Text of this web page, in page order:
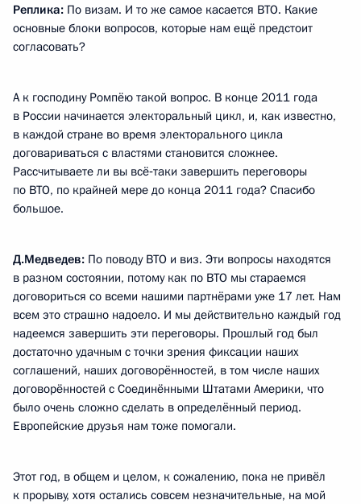
Реплика: По визам. И то же самое касается ВТО. Какие
основные блоки вопросов, которые нам ещё предстоит
согласовать?
А к господину Ромпёю такой вопрос. В конце 2011 года
в России начинается электоральный цикл, и, как известно,
в каждой стране во время электорального цикла
договариваться с властями становится сложнее.
Рассчитываете ли вы всё‑таки завершить переговоры
по ВТО, по крайней мере до конца 2011 года? Спасибо
большое.
Д.Медведев: По поводу ВТО и виз. Эти вопросы находятся
в разном состоянии, потому как по ВТО мы стараемся
договориться со всеми нашими партнёрами уже 17 лет. Нам
всем это страшно надоело. И мы действительно каждый год
надеемся завершить эти переговоры. Прошлый год был
достаточно удачным с точки зрения фиксации наших
соглашений, наших договорённостей, в том числе наших
договорённостей с Соединёнными Штатами Америки, что
было очень сложно сделать в определённый период.
Европейские друзья нам тоже помогали.
Этот год, в общем и целом, к сожалению, пока не привёл
к прорыву, хотя остались совсем незначительные, на мой